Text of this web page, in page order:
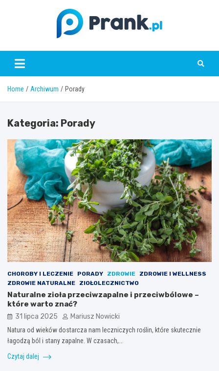
prank.pl
Home Archiwum Porady
Kategoria: Porady
CHOROBY I LECZENIE PORADY ZDROWIE
ZDROWIE I WELLNESS
ZDROWIE NATURALNE
ZIOŁOLECZNICTWO
Naturalne zioła przeciwzapalne i przeciwbólowe –
które warto znać?
31 lipca 2025 Mariusz Nowicki
Natura od wieków dostarcza nam leczniczych roślin, które skutecznie
łagodzą ból i stany zapalne. W czasach,…
Czytaj dalej